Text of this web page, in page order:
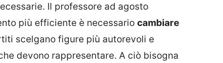
Il professore ad agosto
più efficiente è necessario cambiare
scelgano figure più autorevoli e
devono rappresentare. A ciò bisogna